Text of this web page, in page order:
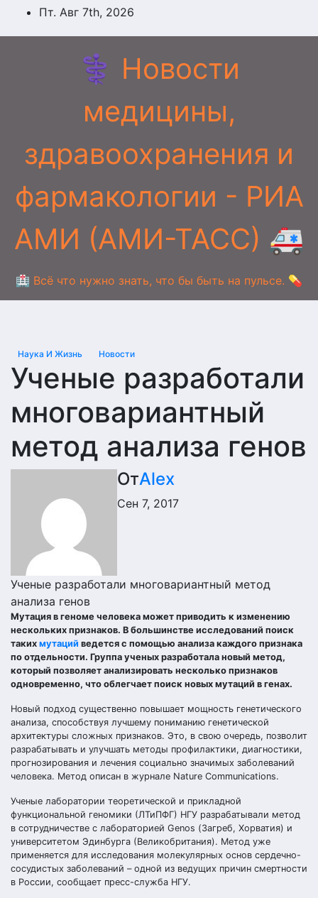
ПерейтиПт. Авг 7th, 2026
⚕️ Новости
медицины,
здравоохранения и
фармакологии - РИА
АМИ (АМИ-ТАСС) 🚑
🏥 Всё что нужно знать, что бы быть на пульсе. 💊
Наука И Жизнь Новости
Ученые разработали
многовариантный
метод анализа генов
ОтAlex
Сен 7, 2017
Ученые разработали многовариантный метод
анализа генов
Мутация в геноме человека может приводить к изменению
нескольких признаков. В большинстве исследований поиск
таких мутаций ведется с помощью анализа каждого признака
по отдельности. Группа ученых разработала новый метод,
который позволяет анализировать несколько признаков
одновременно, что облегчает поиск новых мутаций в генах.
Новый подход существенно повышает мощность генетического
анализа, способствуя лучшему пониманию генетической
архитектуры сложных признаков. Это, в свою очередь, позволит
разрабатывать и улучшать методы профилактики, диагностики,
прогнозирования и лечения социально значимых заболеваний
человека. Метод описан в журнале Nature Communications.
Ученые лаборатории теоретической и прикладной
функциональной геномики (ЛТиПФГ) НГУ разрабатывали метод
в сотрудничестве с лабораторией Genos (Загреб, Хорватия) и
университетом Эдинбурга (Великобритания). Метод уже
применяется для исследования молекулярных основ сердечно-
сосудистых заболеваний – одной из ведущих причин смертности
в России, сообщает пресс-служба НГУ.